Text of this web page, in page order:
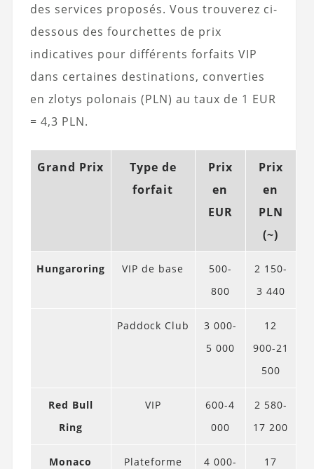
des services proposés. Vous trouverez ci-
dessous des fourchettes de prix
indicatives pour différents forfaits VIP
dans certaines destinations, converties
en zlotys polonais (PLN) au taux de 1 EUR
= 4,3 PLN.
Grand Prix
Type de
forfait
Prix
en
EUR
Prix
en
PLN
(~)
Hungaroring VIP de base
500-
800
2 150-
3 440
Paddock Club
3 000-
5 000
12
900-21
500
Red Bull
Ring
VIP
600-4
000
2 580-
17 200
Monaco
Plateforme
4 000-
17